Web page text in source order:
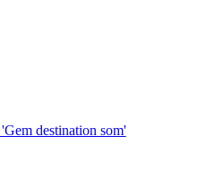
destination som'